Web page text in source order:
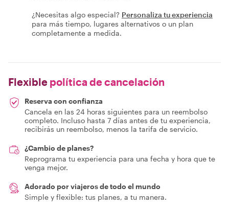
¿Necesitas algo especial? Personaliza tu experiencia
para más tiempo, lugares alternativos o un plan
completamente a medida.
Flexible política de cancelación
Reserva con confianza
Cancela en las 24 horas siguientes para un reembolso
completo. Incluso hasta 7 días antes de tu experiencia,
recibirás un reembolso, menos la tarifa de servicio.
¿Cambio de planes?
Reprograma tu experiencia para una fecha y hora que te
venga mejor.
Adorado por viajeros de todo el mundo
Simple y flexible: tus planes, a tu manera.